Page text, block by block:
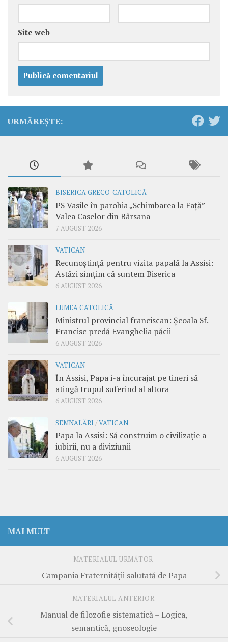
Site web
URMĂREȘTE:
BISERICA GRECO-CATOLICĂ
PS Vasile în parohia „Schimbarea la Față” –
Valea Caselor din Bârsana
7 AUGUST 2026
VATICAN
Recunoștință pentru vizita papală la Assisi:
Astăzi simțim că suntem Biserica
6 AUGUST 2026
LUMEA CATOLICĂ
Ministrul provincial franciscan: Școala Sf.
Francisc predă Evanghelia păcii
6 AUGUST 2026
VATICAN
În Assisi, Papa i-a încurajat pe tineri să
atingă trupul suferind al altora
6 AUGUST 2026
SEMNALĂRI /VATICAN
Papa la Assisi: Să construim o civilizație a
iubirii, nu a diviziunii
6 AUGUST 2026
MAI MULT
MATERIALUL URMĂTOR
Campania Fraternităţii salutată de Papa
MATERIALUL ANTERIOR
Manual de filozofie sistematică – Logica,
semantică, gnoseologie